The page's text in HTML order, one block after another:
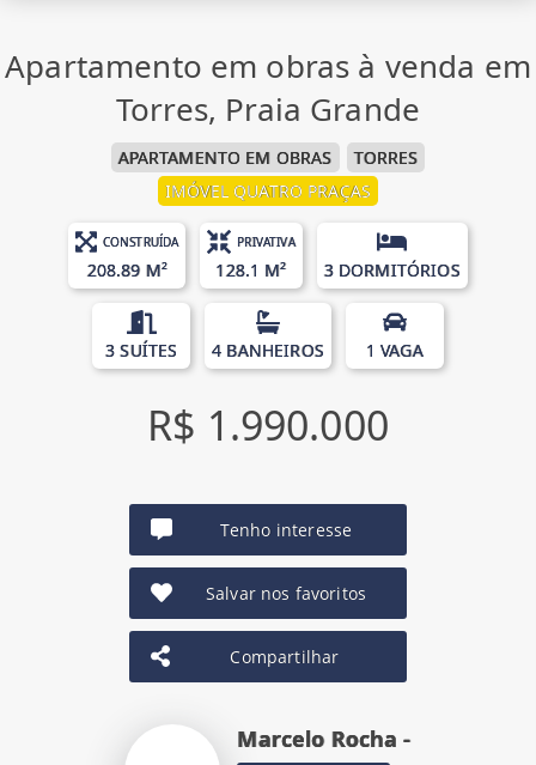
Apartamento em obras à venda em
Torres, Praia Grande
APARTAMENTO EM OBRAS
TORRES
IMÓVEL QUATRO PRAÇAS
CONSTRUÍDA
208.89 M²
PRIVATIVA
128.1 M² 3 DORMITÓRIOS
3 SUÍTES 4 BANHEIROS 1 VAGA
R$ 1.990.000
Tenho interesse
Salvar nos favoritos
Compartilhar
Marcelo Rocha -